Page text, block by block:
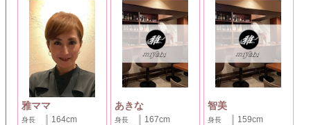
雅ママ
身長 164cm
あきな
身長 167cm
智美
身長 159cm